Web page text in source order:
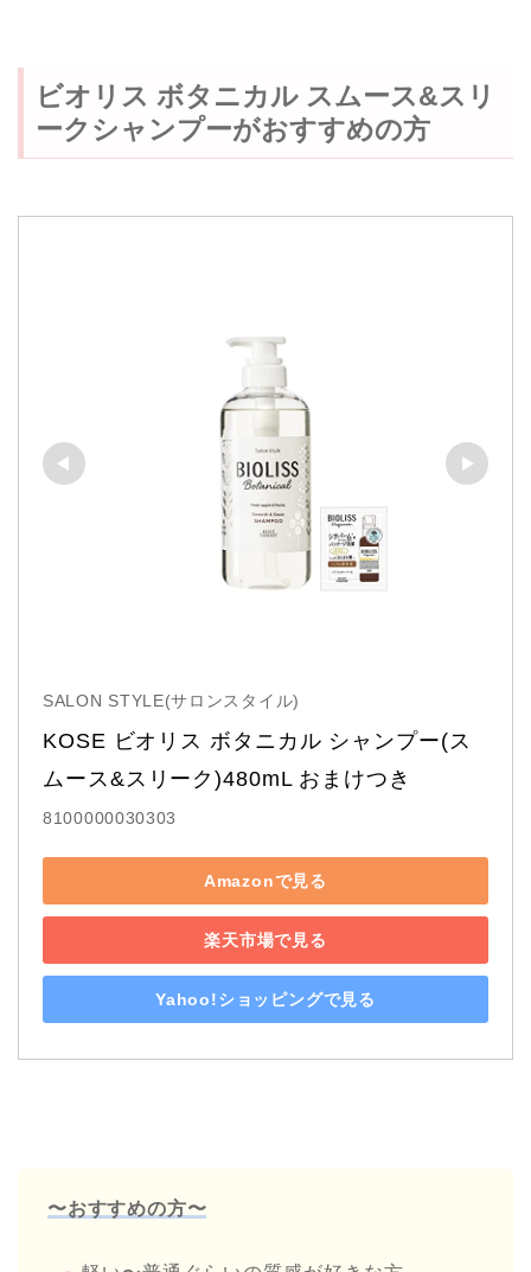
ビオリス ボタニカル スムース&スリ
ークシャンプーがおすすめの方
SALON STYLE(サロンスタイル)
KOSE ビオリス ボタニカル シャンプー(ス
ムース&スリーク)480mL おまけつき
8100000030303
Amazonで見る
楽天市場で見る
Yahoo!ショッピングで見る
〜おすすめの方〜